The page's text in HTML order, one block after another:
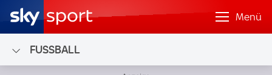
Menü
FUSSBALL